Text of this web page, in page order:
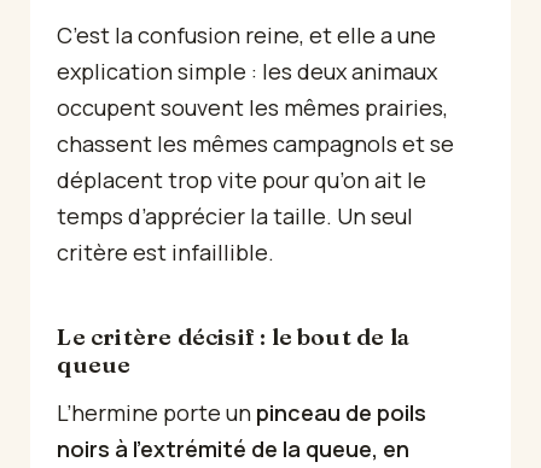
C’est la confusion reine, et elle a une
explication simple : les deux animaux
occupent souvent les mêmes prairies,
chassent les mêmes campagnols et se
déplacent trop vite pour qu’on ait le
temps d’apprécier la taille. Un seul
critère est infaillible.
Le critère décisif : le bout de la
queue
L’hermine porte un pinceau de poils
noirs à l’extrémité de la queue, en